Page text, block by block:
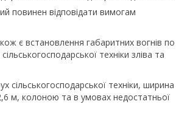
повинен відповідати вимогам
є встановлення габаритних вогнів по
техніки зліва та
сільськогосподарської техніки, ширина
м, колоною та в умовах недостатньої